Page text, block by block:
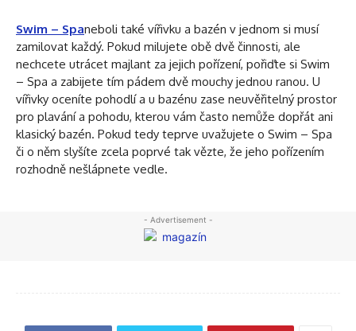
Swim – Spaneboli také vířivku a bazén v jednom si musí
zamilovat každý. Pokud milujete obě dvě činnosti, ale
nechcete utrácet majlant za jejich pořízení, pořiďte si Swim
– Spa a zabijete tím pádem dvě mouchy jednou ranou. U
vířivky oceníte pohodlí a u bazénu zase neuvěřitelný prostor
pro plavání a pohodu, kterou vám často nemůže dopřát ani
klasický bazén. Pokud tedy teprve uvažujete o Swim – Spa
či o něm slyšíte zcela poprvé tak vězte, že jeho pořízením
rozhodně nešlápnete vedle.
- Advertisement -